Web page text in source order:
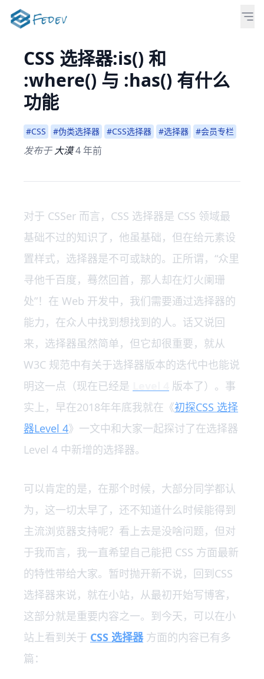
CSS 选择器:is() 和
:where() 与 :has() 有什么
功能
#CSS #伪类选择器 #CSS选择器 #选择器 #会员专栏
发布于大漠4 年前
对于 CSSer 而言，CSS 选择器是 CSS 领域最
基础不过的知识了，他虽基础，但在给元素设
置样式，选择器是不可或缺的。正所谓，“众里
寻他千百度，蓦然回首，那人却在灯火阑珊
处”！在 Web 开发中，我们需要通过选择器的
能力，在众人中找到想找到的人。话又说回
来，选择器虽然简单，但它却很重要，就从
W3C 规范中有关于选择器版本的迭代中也能说
明这一点（现在已经是
版本了）。事
实上，早在2018年年底我就在《初探CSS 选择
器Level 4》一文中和大家一起探讨了在选择器
Level 4 中新增的选择器。
可以肯定的是，在那个时候，大部分同学都认
为，这一切太早了，还不知道什么时候能得到
主流浏览器支持呢？看上去是没啥问题，但对
于我而言，我一直希望自己能把 CSS 方面最新
的特性带给大家。暂时抛开新不说，回到CSS
选择器来说，就在小站，从最初开始写博客，
这部分就是重要内容之一。到今天，可以在小
站上看到关于 CSS 选择器方面的内容已有多
篇：